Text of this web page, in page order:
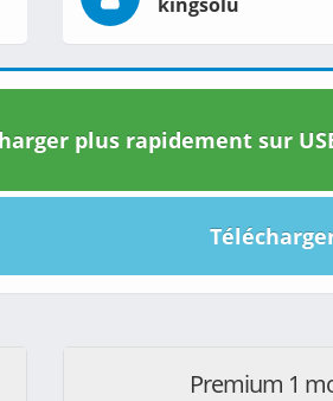
plus rapidement sur
Premium 1